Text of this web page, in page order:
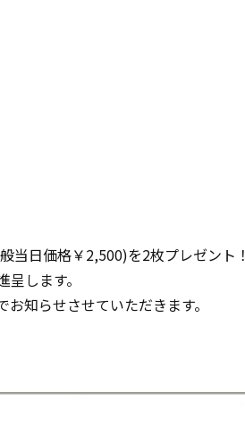
当日価格￥2,500)を2枚プレゼント！
します。
知らせさせていただきます。